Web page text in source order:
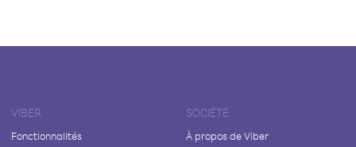
VIBER
Fonctionnalités
SOCIÉTÉ
À propos de Viber